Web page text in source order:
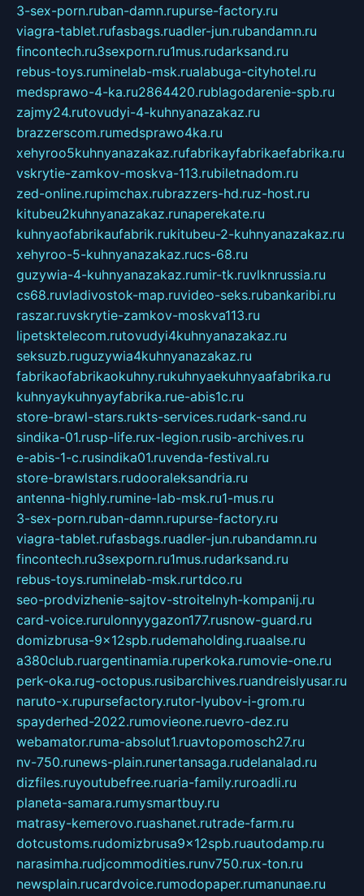
3-sex-porn.ruban-damn.rupurse-factory.ru
viagra-tablet.rufasbags.ruadler-jun.rubandamn.ru
fincontech.ru3sexporn.ru1mus.rudarksand.ru
rebus-toys.ruminelab-msk.rualabuga-cityhotel.ru
medsprawo-4-ka.ru2864420.rublagodarenie-spb.ru
zajmy24.rutovudyi-4-kuhnyanazakaz.ru
brazzerscom.rumedsprawo4ka.ru
xehyroo5kuhnyanazakaz.rufabrikayfabrikaefabrika.ru
vskrytie-zamkov-moskva-113.rubiletnadom.ru
zed-online.rupimchax.rubrazzers-hd.ruz-host.ru
kitubeu2kuhnyanazakaz.runaperekate.ru
kuhnyaofabrikaufabrik.rukitubeu-2-kuhnyanazakaz.ru
xehyroo-5-kuhnyanazakaz.rucs-68.ru
guzywia-4-kuhnyanazakaz.rumir-tk.ruvlknrussia.ru
cs68.ruvladivostok-map.ruvideo-seks.rubankaribi.ru
raszar.ruvskrytie-zamkov-moskva113.ru
lipetsktelecom.rutovudyi4kuhnyanazakaz.ru
seksuzb.ruguzywia4kuhnyanazakaz.ru
fabrikaofabrikaokuhny.rukuhnyaekuhnyaafabrika.ru
kuhnyaykuhnyayfabrika.rue-abis1c.ru
store-brawl-stars.rukts-services.rudark-sand.ru
sindika-01.rusp-life.rux-legion.rusib-archives.ru
e-abis-1-c.rusindika01.ruvenda-festival.ru
store-brawlstars.rudooraleksandria.ru
antenna-highly.rumine-lab-msk.ru1-mus.ru
3-sex-porn.ruban-damn.rupurse-factory.ru
viagra-tablet.rufasbags.ruadler-jun.rubandamn.ru
fincontech.ru3sexporn.ru1mus.rudarksand.ru
rebus-toys.ruminelab-msk.rurtdco.ru
seo-prodvizhenie-sajtov-stroitelnyh-kompanij.ru
card-voice.rurulonnyygazon177.rusnow-guard.ru
domizbrusa-9x12spb.rudemaholding.ruaalse.ru
a380club.ruargentinamia.ruperkoka.rumovie-one.ru
perk-oka.rug-octopus.rusibarchives.ruandreislyusar.ru
naruto-x.rupursefactory.rutor-lyubov-i-grom.ru
spayderhed-2022.rumovieone.ruevro-dez.ru
webamator.ruma-absolut1.ruavtopomosch27.ru
nv-750.runews-plain.runertansaga.rudelanalad.ru
dizfiles.ruyoutubefree.ruaria-family.ruroadli.ru
planeta-samara.rumysmartbuy.ru
matrasy-kemerovo.ruashanet.rutrade-farm.ru
dotcustoms.rudomizbrusa9x12spb.ruautodamp.ru
narasimha.rudjcommodities.runv750.rux-ton.ru
newsplain.rucardvoice.rumodopaper.rumanunae.ru